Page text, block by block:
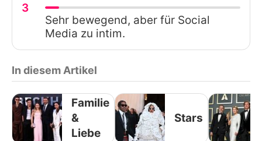
3
Sehr bewegend, aber für Social
Media zu intim.
In diesem Artikel
Familie
&
Liebe
Stars